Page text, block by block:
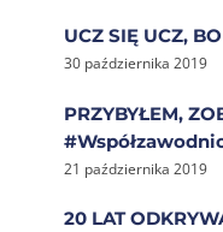
UCZ SIĘ UCZ,
30 października 2019
PRZYBYŁEM,
21 października 2019
20 LAT